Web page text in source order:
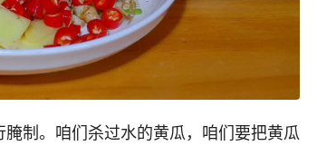
制。咱们杀过水的黄瓜，咱们要把黄瓜